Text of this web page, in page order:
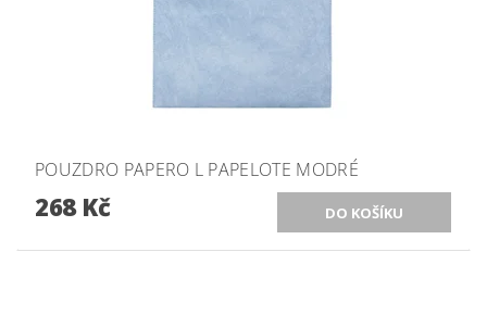
POUZDRO PAPERO L PAPELOTE MODRÉ
268 Kč